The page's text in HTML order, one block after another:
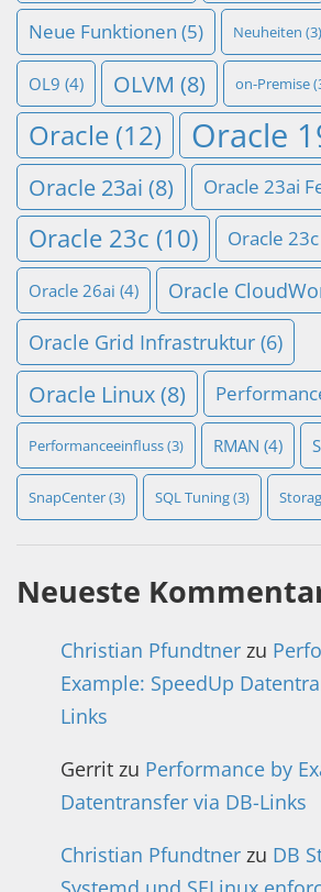
Neue Funktionen (5) Neuheiten (3)
OL9 (4) OLVM (8) on-Premise
Oracle (12) Oracle
Oracle 23ai (8) Oracle 23ai
Oracle 23c (10) Oracle
Oracle 26ai (4) Oracle
Oracle Grid Infrastruktur (6)
Oracle Linux(8)
Performanceeinfluss(3) RMAN (4)
SnapCenter(3) SQL Tuning(3)
Neueste
Christian Pfundtner zu
Example: SpeedUp
Links
Gerrit zu Performance by
Datentransfer via DB-Links
Christian Pfundtner zu DB